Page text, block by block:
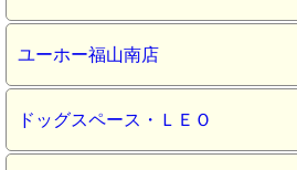
ユーホー福山南店
ドッグスペース・ＬＥＯ